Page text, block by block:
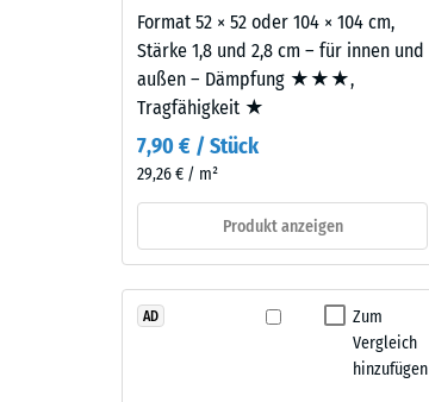
dichten
Farbbild,
das
an
gepflegten
Rasen
erinnert.
Material
–
Bestandteile
Format 52 × 52 oder 104 × 104 cm,
Stärke 1,8 und 2,8 cm – für innen und
außen – Dämpfung ★★★,
Tragfähigkeit ★
7,90 € / Stück
29,26 € / m²
Produkt anzeigen
Zum
Vergleich
hinzufügen
AD